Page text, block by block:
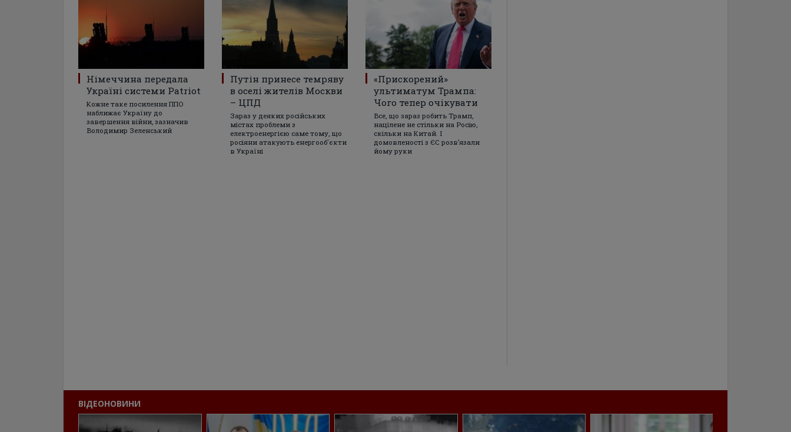
Німеччина передала
Україні системи Patriot
Кожне таке посилення ППО
наближає Україну до
завершення війни, зазначив
Володимир Зеленський
Путін принесе темряву
в оселі жителів Москви
– ЦПД
Зараз у деяких російських
містах проблеми з
електроенергією саме тому, що
росіяни атакують енергооб'єкти
в Україні
«Прискорений»
ультиматум Трампа:
Чого тепер очікувати
Все, що зараз робить Трамп,
націлене не стільки на Росію,
скільки на Китай. І
домовленості з ЄС розвʼязали
йому руки
ВІДЕОНОВИНИ